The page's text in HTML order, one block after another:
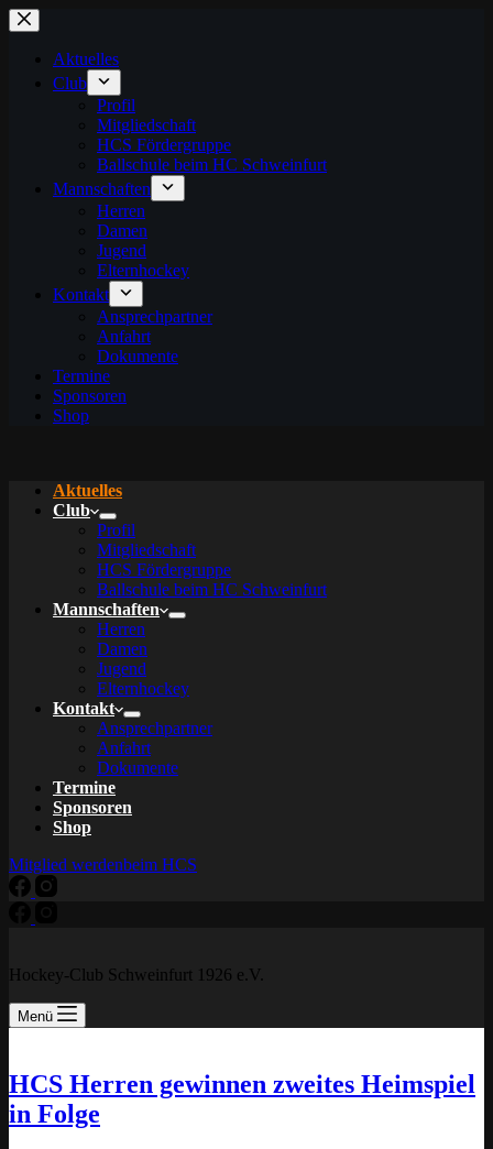
Zum
Inhalt
springenAktuelles
Club
Profil
Mitgliedschaft
HCS Fördergruppe
Ballschule beim HC Schweinfurt
Mannschaften
Herren
Damen
Jugend
Elternhockey
Kontakt
Ansprechpartner
Anfahrt
Dokumente
Termine
Sponsoren
Shop
Aktuelles
Club
Profil
Mitgliedschaft
HCS Fördergruppe
Ballschule beim HC Schweinfurt
Mannschaften
Herren
Damen
Jugend
Elternhockey
Kontakt
Ansprechpartner
Anfahrt
Dokumente
Termine
Sponsoren
Shop
Mitglied werdenbeim HCS
Hockey-Club Schweinfurt 1926 e.V.
Menü
HCS Herren gewinnen zweites Heimspiel
in Folge